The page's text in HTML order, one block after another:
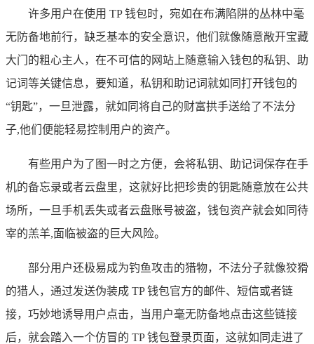
许多用户在使用 TP 钱包时，宛如在布满陷阱的丛林中毫
无防备地前行，缺乏基本的安全意识，他们就像随意敞开宝藏
大门的粗心主人，在不可信的网站上随意输入钱包的私钥、助
记词等关键信息，要知道，私钥和助记词就如同打开钱包的
“钥匙”，一旦泄露，就如同将自己的财富拱手送给了不法分
子,他们便能轻易控制用户的资产。
有些用户为了图一时之方便，会将私钥、助记词保存在手
机的备忘录或者云盘里，这就好比把珍贵的钥匙随意放在公共
场所，一旦手机丢失或者云盘账号被盗，钱包资产就会如同待
宰的羔羊,面临被盗的巨大风险。
部分用户还极易成为钓鱼攻击的猎物，不法分子就像狡猾
的猎人，通过发送伪装成 TP 钱包官方的邮件、短信或者链
接，巧妙地诱导用户点击，当用户毫无防备地点击这些链接
后，就会踏入一个仿冒的 TP 钱包登录页面，这就如同走进了